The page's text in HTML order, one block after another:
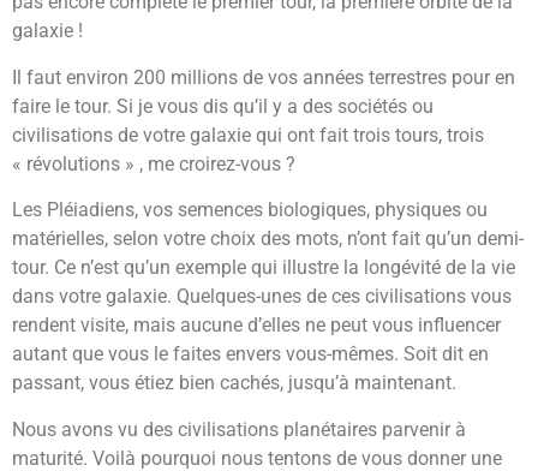
galaxie !
Il faut environ 200 millions de vos années terrestres pour en
faire le tour. Si je vous dis qu’il y a des sociétés ou
civilisations de votre galaxie qui ont fait trois tours, trois
« révolutions » , me croirez-vous ?
Les Pléiadiens, vos semences biologiques, physiques ou
matérielles, selon votre choix des mots, n’ont fait qu’un demi-
tour. Ce n’est qu’un exemple qui illustre la longévité de la vie
dans votre galaxie. Quelques-unes de ces civilisations vous
rendent visite, mais aucune d’elles ne peut vous influencer
autant que vous le faites envers vous-mêmes. Soit dit en
passant, vous étiez bien cachés, jusqu’à maintenant.
Nous avons vu des civilisations planétaires parvenir à
maturité. Voilà pourquoi nous tentons de vous donner une